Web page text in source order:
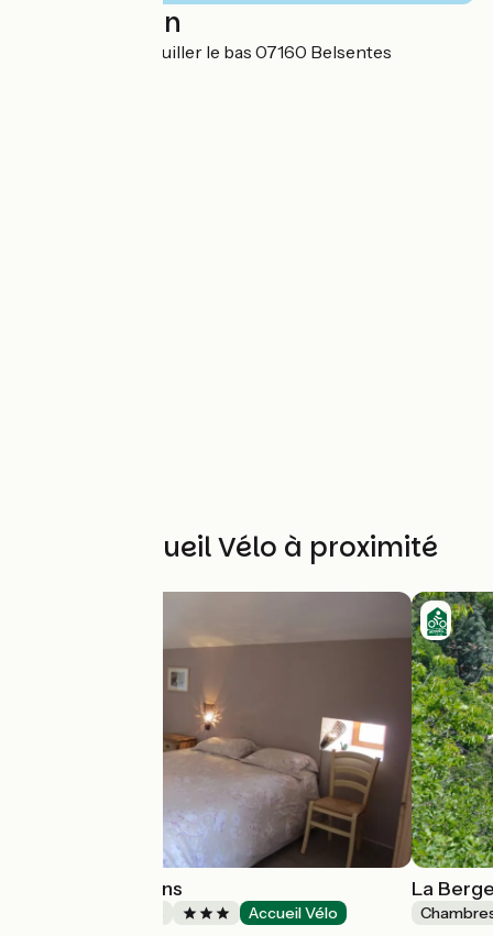
Localisation
1665, route de Trouiller le bas 07160 Belsentes
Autres Accueil Vélo à proximité
L'Art des Chemins
Accueil Vélo
La